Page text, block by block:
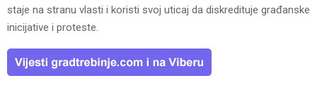
staje na stranu vlasti i koristi svoj uticaj da diskredituje građanske
inicijative i proteste.